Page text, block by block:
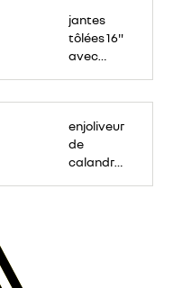
jantes
tôlées 16"
avec
enjoliveur
de
calandre